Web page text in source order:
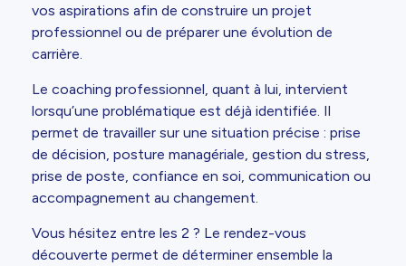
vos aspirations afin de construire un projet
professionnel ou de préparer une évolution de
carrière.
Le coaching professionnel, quant à lui, intervient
lorsqu’une problématique est déjà identifiée. Il
permet de travailler sur une situation précise : prise
de décision, posture managériale, gestion du stress,
prise de poste, confiance en soi, communication ou
accompagnement au changement.
Vous hésitez entre les 2 ? Le rendez-vous
découverte permet de déterminer ensemble la